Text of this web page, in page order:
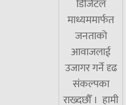
डिजिटल
माध्यममार्फत
जनताको
आवाजलाई
उजागर गर्ने दृढ
संकल्पका
राख्दछौँ । हामी